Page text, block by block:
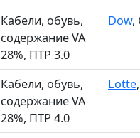
Кабели, обувь,
содержание VA
28%, ПТР 3.0
Dow,
Кабели, обувь,
содержание VA
28%, ПТР 4.0
Lotte